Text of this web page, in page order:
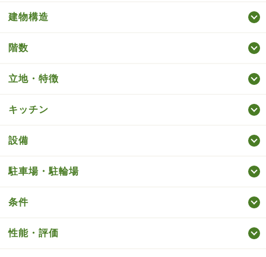
建物構造
階数
立地・特徴
キッチン
設備
駐車場・駐輪場
条件
性能・評価